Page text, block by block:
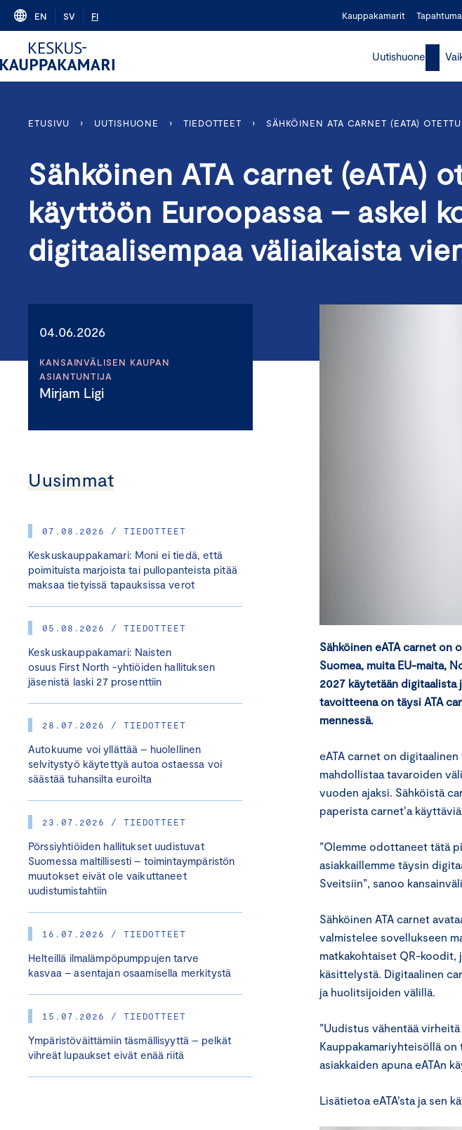
Skip
content
EN SV FI Kauppakamarit
Uutishuone
ETUSIVU › UUTISHUONE › TIEDOTTEET › SÄHKÖINEN ATA CARNET (EATA)
Sähköinen ATA carnet (eATA)
käyttöön Euroopassa – askel
digitaalisempaa väliaikaista
04.06.2026
KANSAINVÄLISEN KAUPAN
ASIANTUNTIJA
Mirjam Ligi
Uusimmat
07.08.2026 / TIEDOTTEET
Keskuskauppakamari: Moni ei tiedä, että
poimituista marjoista tai pullopanteista pitää
maksaa tietyissä tapauksissa verot
05.08.2026 / TIEDOTTEET
Keskuskauppakamari: Naisten
osuus First North -yhtiöiden hallituksen
jäsenistä laski 27 prosenttiin
28.07.2026 / TIEDOTTEET
Autokuume voi yllättää – huolellinen
selvitystyö käytettyä autoa ostaessa voi
säästää tuhansilta euroilta
23.07.2026 / TIEDOTTEET
Pörssiyhtiöiden hallitukset uudistuvat
Suomessa maltillisesti – toimintaympäristön
muutokset eivät ole vaikuttaneet
uudistumistahtiin
16.07.2026 / TIEDOTTEET
Helteillä ilmalämpöpumppujen tarve
kasvaa – asentajan osaamisella merkitystä
15.07.2026 / TIEDOTTEET
Ympäristöväittämiin täsmällisyyttä – pelkät
vihreät lupaukset eivät enää riitä
Sähköinen eATA carnet on
Suomea, muita EU-maita,
2027 käytetään digitaalista
tavoitteena on täysi ATA
mennessä.
eATA carnet on
mahdollistaa tavaroiden
vuoden ajaksi. Sähköistä
paperista carnet’a
”Olemme odottaneet tätä
asiakkaillemme täysin
Sveitsiin”, sanoo
Sähköinen ATA carnet
valmistelee sovellukseen
matkakohtaiset QR-koodit,
käsittelystä. Digitaalinen
ja huolitsijoiden välillä.
”Uudistus vähentää
Kauppakamariyhteisöllä on
asiakkaiden apuna eATAn
Lisätietoa eATA’sta ja sen